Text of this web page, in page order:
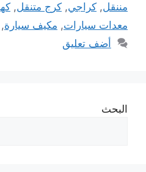
مننقل, كراجي, كرج متنقل,
معدات سيارات, مكيف سيارة,
أضف تعليق
البحث